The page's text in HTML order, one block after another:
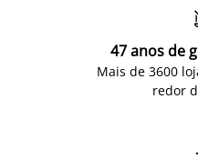
47 anos de
Mais de 3600
redor